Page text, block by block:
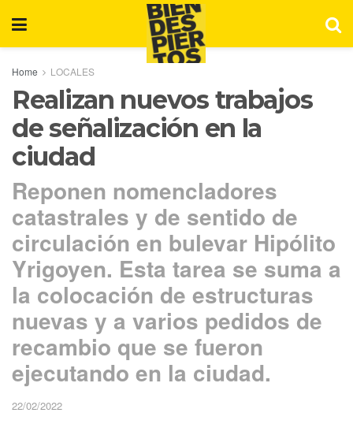
Home LOCALES
Realizan nuevos trabajos
de señalización en la
ciudad
Reponen nomencladores
catastrales y de sentido de
circulación en bulevar Hipólito
Yrigoyen. Esta tarea se suma a
la colocación de estructuras
nuevas y a varios pedidos de
recambio que se fueron
ejecutando en la ciudad.
22/02/2022